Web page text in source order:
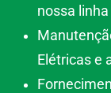
nossa
Elétricas e